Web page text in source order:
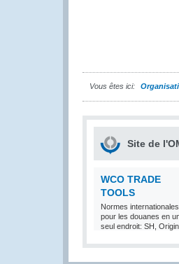
Vous êtes ici:
Site de
WCO TRADE
TOOLS
Normes internationales
pour les douanes en
seul endroit: SH,